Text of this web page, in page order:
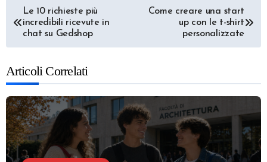
Navigazione
articoli
Le 10 richieste più
incredibili ricevute in
chat su Gedshop
Come creare una start
up con le t-shirt
personalizzate
Articoli Correlati